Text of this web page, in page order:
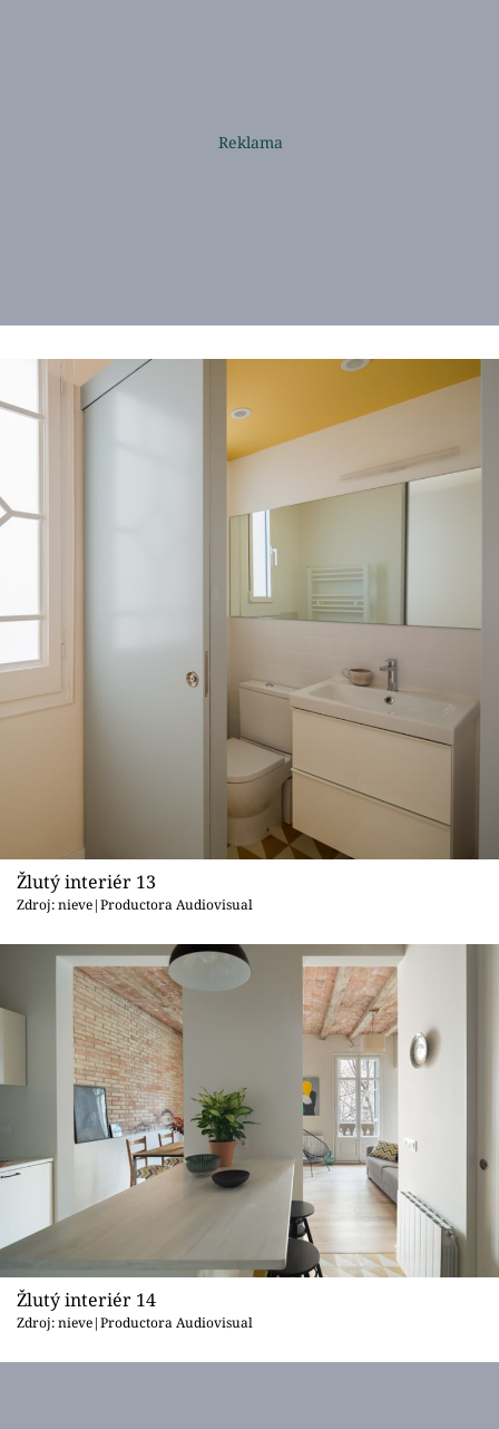
Žlutý interiér 13
Zdroj: nieve|Productora Audiovisual
Žlutý interiér 14
Zdroj: nieve|Productora Audiovisual